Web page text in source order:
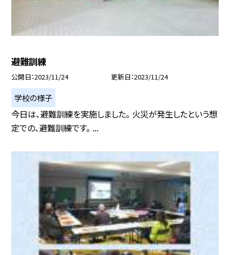
避難訓練
公開日 2023/11/24 更新日 2023/11/24
学校の様子
今日は、避難訓練を実施しました。 火災が発生したという想
定での、避難訓練です。 ...